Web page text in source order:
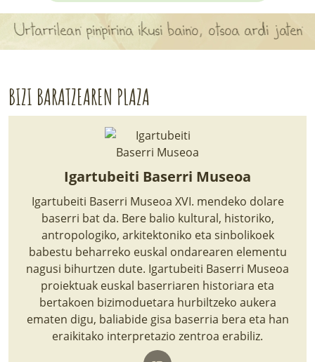
APARTEN MAPA
LURRERAKO BIDE LAGUN
HASI NAHI AL DUZU? 8 URRATS
BIZI BARATZEA LIBURUA
SENDABELARRAK
ETXEKO LANDAREAK
LANDAREPEDIA
ALBISTEAK
LURRAREN AGENDA
Urtarrilean pinpirina ikusi baino, otsoa ardi jaten
BIZI BARATZEAREN PLAZA
Igartubeiti Baserri Museoa
Igartubeiti Baserri Museoa XVI. mendeko dolare
baserri bat da. Bere balio kultural, historiko,
antropologiko, arkitektoniko eta sinbolikoek
babestu beharreko euskal ondarearen elementu
nagusi bihurtzen dute. Igartubeiti Baserri Museoa
proiektuak euskal baserriaren historiara eta
bertakoen bizimoduetara hurbiltzeko aukera
ematen digu, baliabide gisa baserria bera eta han
eraikitako interpretazio zentroa erabiliz.